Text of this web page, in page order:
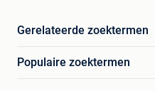
Gerelateerde zoektermen
Populaire zoektermen